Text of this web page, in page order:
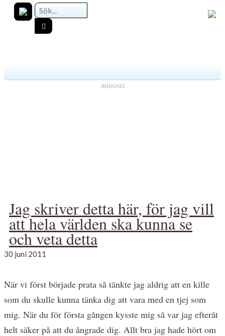
Jag skriver detta här, för jag vill
att hela världen ska kunna se
och veta detta
30 juni 2011
När vi först började prata så tänkte jag aldrig att en kille
som du skulle kunna tänka dig att vara med en tjej som
mig. När du för första gången kysste mig så var jag efteråt
helt säker på att du ångrade dig. Allt bra jag hade hört om